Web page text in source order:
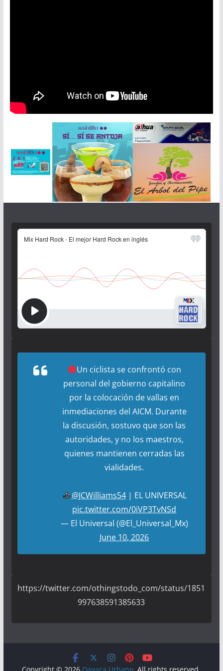
Un ciclista se confrontó con
personal del gobierno capitalino
por la colocación de vallas en
inmediaciones del AICM. Durante
la discusión, sostuvo que son las
autoridades, y no los maestros,
quienes mantienen cerradas las
vialidades.
@JCWilliams54| EL UNIVERSAL
pic.twitter.com/0iVP3TvNSd
— El Universal (@El_Universal_Mx)
June 10, 2026
https://twitter.com/othingstodo_com/status/1851
997638591385633